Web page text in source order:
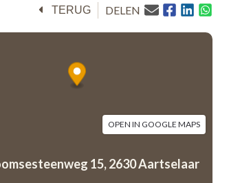
TERUG DELEN
OPEN IN GOOGLE MAPS
15,2630 Aartselaar